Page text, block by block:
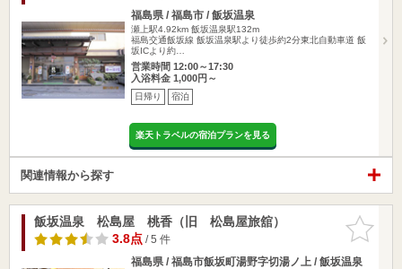
福島県 / 福島市 / 飯坂温泉
瀬上駅4.92km 飯坂温泉駅132m
福島交通飯坂線 飯坂温泉駅より徒歩約2分東北自動車道 飯
坂ICより約…
営業時間 12:00～17:30
入浴料金 1,000円～
日帰り 宿泊
楽天トラベルの宿泊プランを見る
関連情報から探す
お気に入
りに追加
飯坂温泉 松島屋 桃香（旧 松島屋旅舘）
3.8点/ 5 件
福島県 / 福島市飯坂町湯野字切湯ノ上 / 飯坂温泉